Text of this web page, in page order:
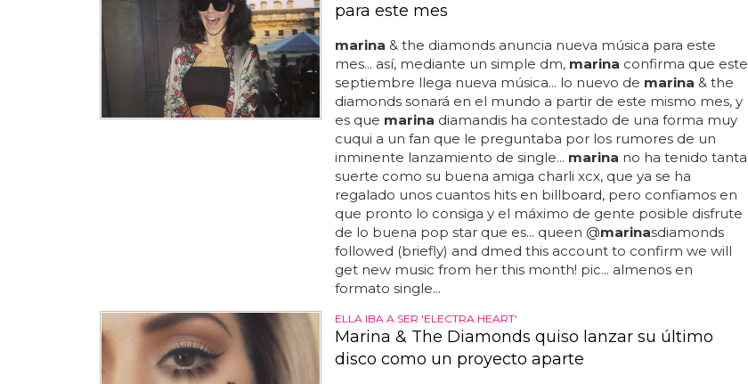
para este mes
marina & the diamonds anuncia nueva música para este
mes... así, mediante un simple dm, marina confirma que este
septiembre llega nueva música... lo nuevo de marina & the
diamonds sonará en el mundo a partir de este mismo mes, y
es que marina diamandis ha contestado de una forma muy
cuqui a un fan que le preguntaba por los rumores de un
inminente lanzamiento de single... marina no ha tenido tanta
suerte como su buena amiga charli xcx, que ya se ha
regalado unos cuantos hits en billboard, pero confiamos en
que pronto lo consiga y el máximo de gente posible disfrute
de lo buena pop star que es... queen @marinasdiamonds
followed (briefly) and dmed this account to confirm we will
get new music from her this month! pic... almenos en
formato single...
ELLA IBA A SER 'ELECTRA HEART'
Marina & The Diamonds quiso lanzar su último
disco como un proyecto aparte